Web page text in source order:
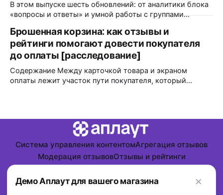
В этом выпуске шесть обновлений: от аналитики блока
«вопросы и ответы» и умной работы с группами
модератора каждый день. Разбираем, что изменилось и
кому это пригодится. Аналитика блока «вопросы и
ответы» в Яндекс.Метрике Что изменилось: блок
взаимодействия
Брошенная корзина: как отзывы и
рейтинги помогают довести покупателя
до оплаты [расследование]
Содержание Между карточкой товара и экраном
оплаты лежит участок пути покупателя, который
друга по инерции. Если открыть любой крупный отчет о
связи UGC и конверсии, то все цифры будут завязаны на
карточках товара,
Система управления контентомАгрегация отзывов
Модерация отзывовОтзывы и рейтинги
Персональные данные
Powered byGhost ×
Демо Аплаут для вашего магазина